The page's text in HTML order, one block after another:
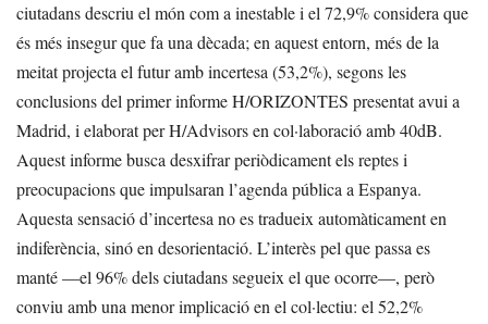
ciutadans descriu el món com a inestable i el 72,9% considera que
és més insegur que fa una dècada; en aquest entorn, més de la
meitat projecta el futur amb incertesa (53,2%), segons les
conclusions del primer informe H/ORIZONTES presentat avui a
Madrid, i elaborat per H/Advisors en col·laboració amb 40dB.
Aquest informe busca desxifrar periòdicament els reptes i
preocupacions que impulsaran l’agenda pública a Espanya.
Aquesta sensació d’incertesa no es tradueix automàticament en
indiferència, sinó en desorientació. L’interès pel que passa es
manté —el 96% dels ciutadans segueix el que ocorre—, però
conviu amb una menor implicació en el col·lectiu: el 52,2%